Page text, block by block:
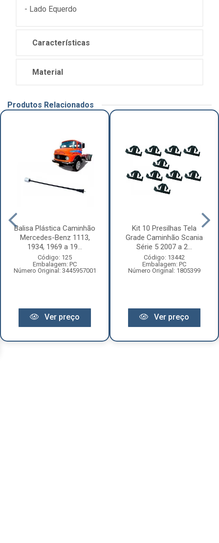
- Lado Equerdo
Características
Material
Produtos Relacionados
Balisa Plástica Caminhão
Mercedes-Benz 1113,
1934, 1969 a 19...
Código: 125
Embalagem: PC
Número Original: 3445957001
Ver preço
Kit 10 Presilhas Tela
Grade Caminhão Scania
Série 5 2007 a 2...
Código: 13442
Embalagem: PC
Número Original: 1805399
Ver preço